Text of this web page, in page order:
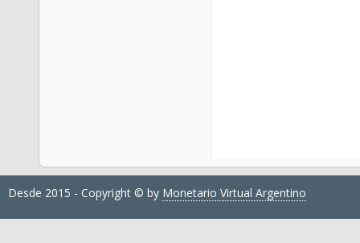
Desde 2015 - Copyright © by Monetario Virtual Argentino